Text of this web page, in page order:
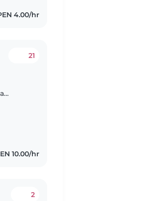
4.00/hr
21
10.00/hr
2